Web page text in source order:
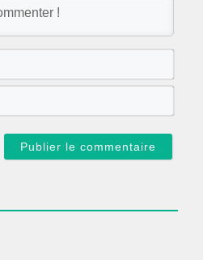
N
m
E